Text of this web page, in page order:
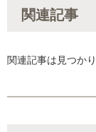
関連記事
関連記事は見つか